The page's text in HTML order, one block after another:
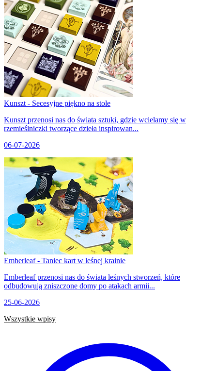
Kunszt - Secesyjne piękno na stole
Kunszt przenosi nas do świata sztuki, gdzie wcielamy się w
rzemieślniczki tworzące dzieła inspirowan...
06-07-2026
Emberleaf - Taniec kart w leśnej krainie
Emberleaf przenosi nas do świata leśnych stworzeń, które
odbudowują zniszczone domy po atakach armii...
25-06-2026
Wszystkie wpisy